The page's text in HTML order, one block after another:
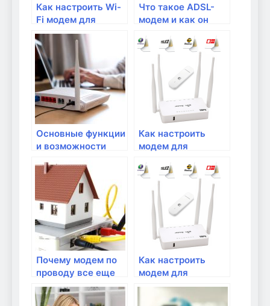
Как настроить Wi-
Fi модем для
быстрого и
надежного
подключения?
Что такое ADSL-
модем и как он
Основные функции
и возможности
модемов
Как настроить
модем для
подключения по
Ethernet?
Почему модем по
проводу все еще
актуален?
Как настроить
модем для
подключения по